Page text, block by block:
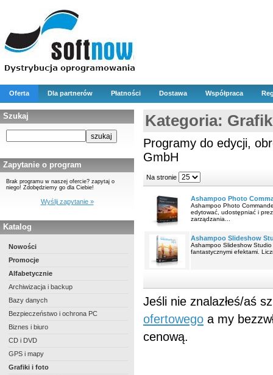
Oferta Dla partnerów Płatności Dostawa Współpraca
Szukaj
Zapytanie o program
Brak programu w naszej ofercie? zapytaj o
niego! Zdobędziemy go dla Ciebie!
Wyślij zapytanie »
Katalog
Nowości
Promocje
Alfabetycznie
Archiwizacja i backup
Bazy danych
Bezpieczeństwo i ochrona PC
Biznes i biuro
CD i DVD
GPS i mapy
Grafiki i foto
Kategoria:
Programy do edycji,
GmbH
Na stronie
Ashampoo Photo
Ashampoo Photo
edytować, udostępniać i
zarządzania...
Ashampoo Slideshow
Ashampoo Slideshow
fantastycznymi efektami.
Jeśli nie znalazłeś/aś
ofertowego a my
cenową.